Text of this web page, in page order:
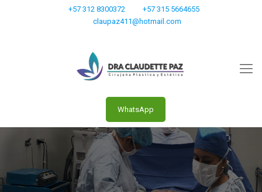
+57 312 8300372
+57 315 5664655
claupaz411@hotmail.com
WhatsApp